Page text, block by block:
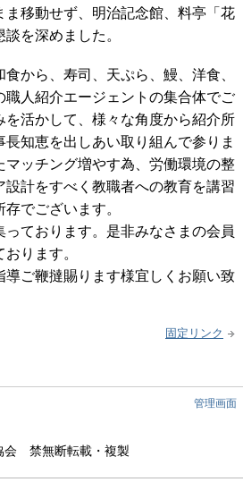
ま移動せず、明治記念館、料亭「花
を深めました。
から、寿司、天ぷら、鰻、洋食、
人紹介エージェントの集合体でご
を活かして、様々な角度から紹介所
知恵を出しあい取り組んで参りま
ッチング増やす為、労働環境の整
計をすべく教職者への教育を講習
でございます。
っております。是非みなさまの会員
ります。
ご鞭撻賜ります様宜しくお願い致
固定リンク
管理画面
会 禁無断転載・複製